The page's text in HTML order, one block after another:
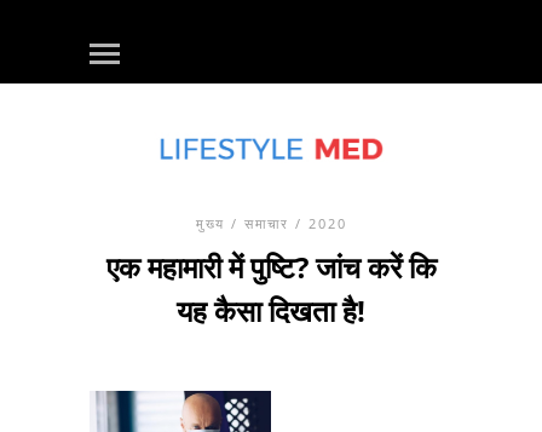
मुख्य / समाचार / 2020
एक महामारी में पुष्टि? जांच करें कि
यह कैसा दिखता है!